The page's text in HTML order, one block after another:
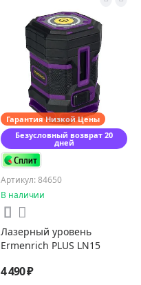
Гарантия Низкой Цены
Безусловный возврат 20
дней
Артикул: 84650
В наличии
Лазерный уровень
Ermenrich PLUS LN15
4 490 ₽